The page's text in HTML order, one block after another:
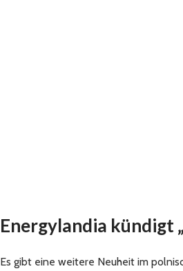
Energylandia kündigt
Es gibt eine weitere Neuheit im